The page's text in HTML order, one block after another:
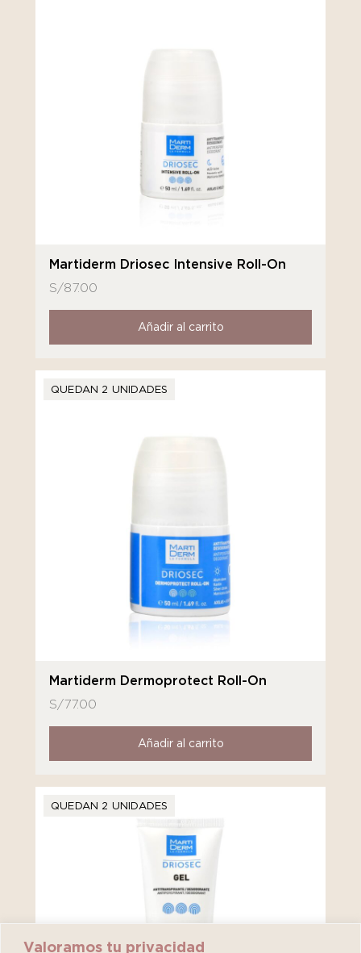
Valoramos tu privacidad
Martiderm Driosec Intensive Roll-On
S/87.00
Añadir al carrito
QUEDAN 2 UNIDADES
Martiderm Dermoprotect Roll-On
S/77.00
Añadir al carrito
QUEDAN 2 UNIDADES